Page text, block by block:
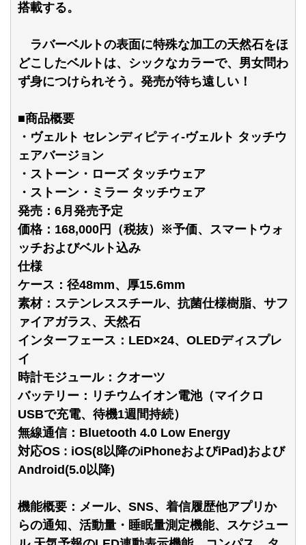
搭載する。
ラバーベルトの表面に特殊な加工の天然石をほ
どこしたベルトは、シックなカラーで、男女問わ
ず身につけられそう。発売が待ち遠しい！
■商品概要
・ヴェルト セレンディピティ-ヴェルト タッチウ
ェアバージョン
・ストーン・ローズ タッチウェア
・ストーン・ミラー タッチウェア
発売：6月発売予定
価格：168,000円（税抜）※予価、スマートウォ
ッチおよびベルト込み
仕様
ケース：径48mm、厚15.6mm
素材：ステンレススチール、抗菌仕様樹脂、サフ
ァイアガラス、天然石
インターフェース：LED×24、OLEDディスプレ
イ
時計モジュール：クオーツ
バッテリー：リチウムイオン電池（マイクロ
USBで充電、待機1週間持続）
無線通信：Bluetooth 4.0 Low Energy
対応OS : iOS(8以降のiPhoneおよびiPad)および
Android(5.0以降)
機能概要：メール、SNS、着信履歴他アプリか
らの通知、活動量・睡眠量測定機能、スケジュー